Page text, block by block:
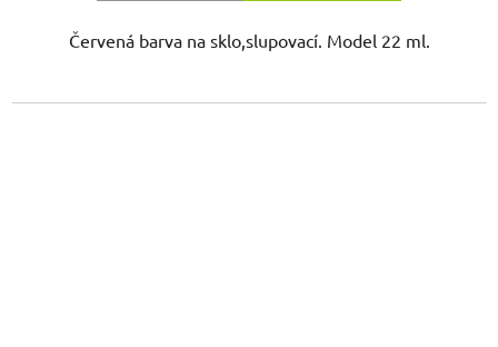
Červená barva na sklo,slupovací. Model 22 ml.